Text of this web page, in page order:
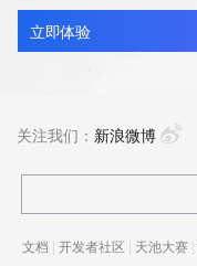
立即体验
关注我们： 新浪微博
文档 | 开发者社区 | 天池大赛 |